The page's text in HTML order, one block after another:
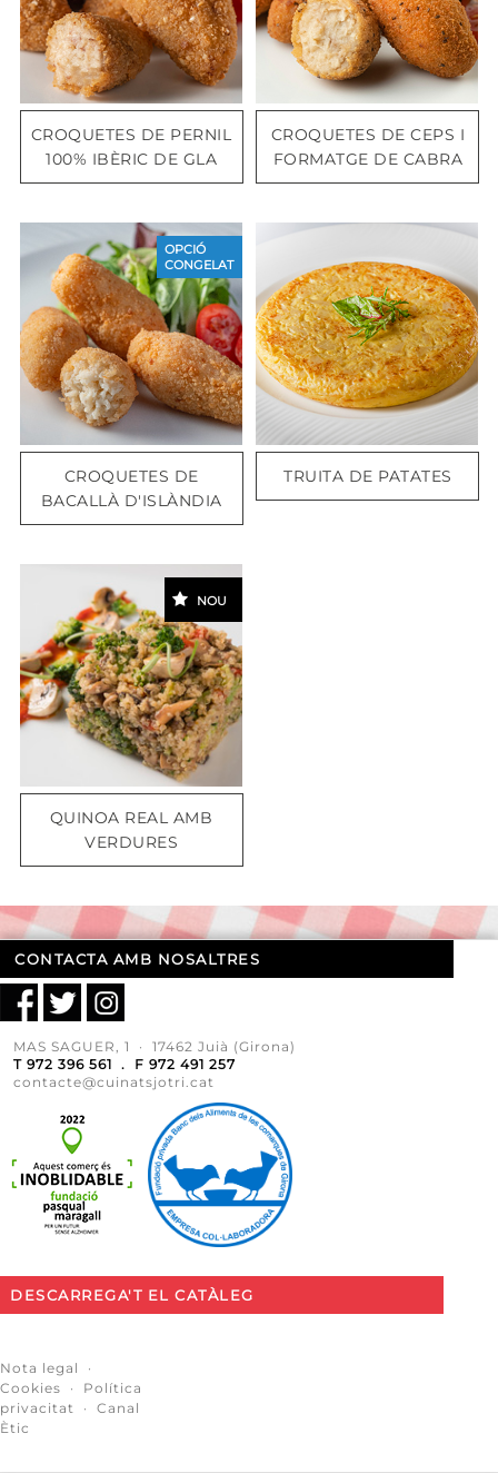
CROQUETES DE PERNIL
100% IBÈRIC DE GLA
CROQUETES DE CEPS I
FORMATGE DE CABRA
CROQUETES DE
BACALLÀ D'ISLÀNDIA
OPCIÓ
CONGELAT
TRUITA DE PATATES
QUINOA REAL AMB
VERDURES
NOU
CONTACTA AMB NOSALTRES
MAS SAGUER, 1 · 17462 Juià (Girona)
T 972 396 561 . F 972 491 257
contacte@cuinatsjotri.cat
DESCARREGA'T EL CATÀLEG
Nota legal
·
Cookies · Política
privacitat
· Canal
Ètic